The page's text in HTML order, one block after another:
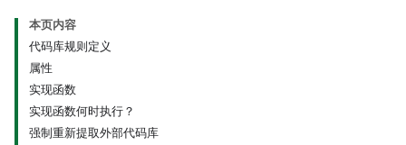
本页内容
代码库规则定义
属性
实现函数
实现函数何时执行？
强制重新提取外部代码库